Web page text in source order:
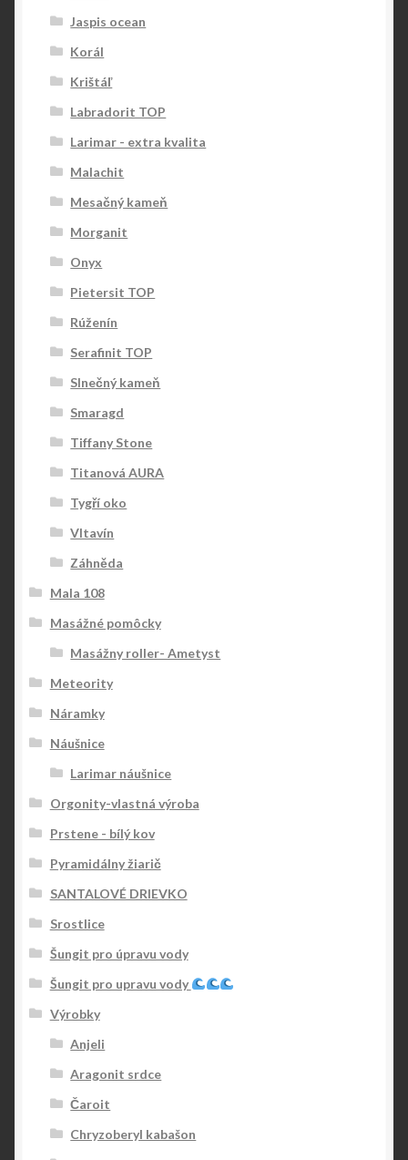
Jaspis ocean
Korál
Krištáľ
Labradorit TOP
Larimar - extra kvalita
Malachit
Mesačný kameň
Morganit
Onyx
Pietersit TOP
Rúženín
Serafinit TOP
Slnečný kameň
Smaragd
Tiffany Stone
Titanová AURA
Tygří oko
Vltavín
Záhněda
Mala 108
Masážné pomôcky
Masážny roller- Ametyst
Meteority
Náramky
Náušnice
Larimar náušnice
Orgonity-vlastná výroba
Prstene - bílý kov
Pyramidálny žiarič
SANTALOVÉ DRIEVKO
Srostlice
Šungit pro úpravu vody
Šungit pro upravu vody
Výrobky
Anjeli
Aragonit srdce
Čaroit
Chryzoberyl kabašon